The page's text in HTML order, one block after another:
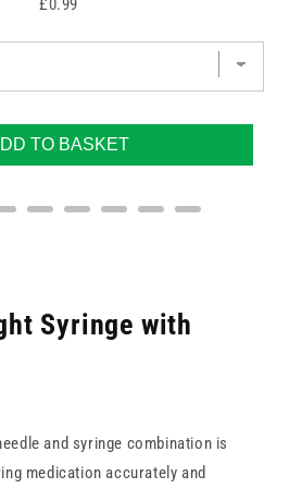
£0.99
TO BASKET
Syringe with
and syringe combination is
medication accurately and